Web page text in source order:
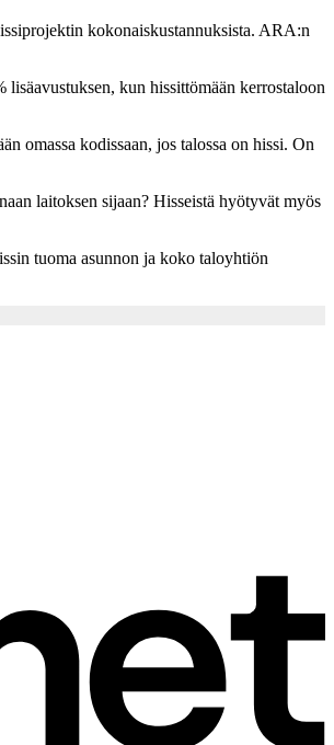
kokonaiskustannuksista. ARA:n
kun hissittömään kerrostaloon
omassa kodissaan, jos talossa on hissi. On
laitoksen sijaan? Hisseistä hyötyvät myös
tuoma asunnon ja koko taloyhtiön